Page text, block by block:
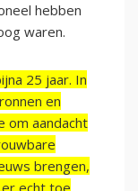
hebben
waren.
25 jaar. In
en
om aandacht
brengen,